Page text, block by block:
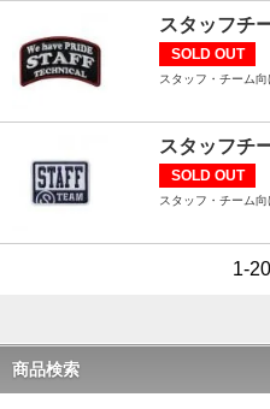
スタッフチ
SOLD OUT
スタッフ・チーム向
スタッフチ
SOLD OUT
スタッフ・チーム向
1-
商品検索